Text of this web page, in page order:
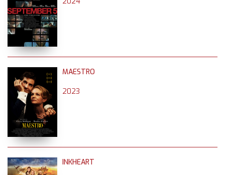
MAESTRO
2023
INKHEART